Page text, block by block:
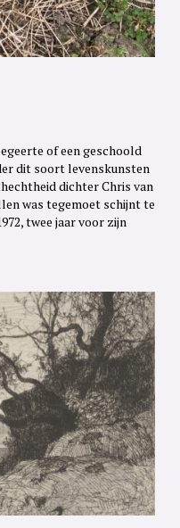
of een geschoold
dit soort levenskunsten
dichter Chris van
was tegemoet schijnt te
twee jaar voor zijn